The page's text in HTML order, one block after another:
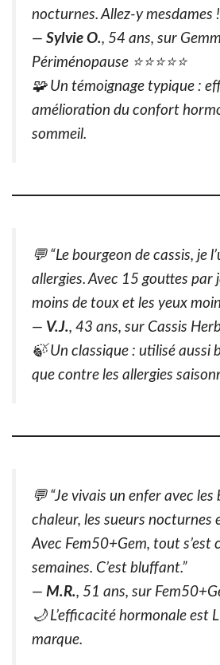
nocturnes. Allez-y mesdames
— Sylvie O., 54 ans, sur
Périménopause ⭐️⭐️⭐️⭐️⭐️
🧩 Un témoignage typique :
amélioration du confort
sommeil.
💬 “Le bourgeon de cassis, je
allergies. Avec 15 gouttes par
moins de toux et les yeux
— V.J., 43 ans, sur Cassis
🍃 Un classique : utilisé aussi
que contre les allergies
💬 “Je vivais un enfer avec les
chaleur, les sueurs nocturnes
Avec Fem50+Gem, tout s’est
semaines. C’est bluffant.”
— M.R., 51 ans, sur
🌙L’efficacité hormonale est
marque.